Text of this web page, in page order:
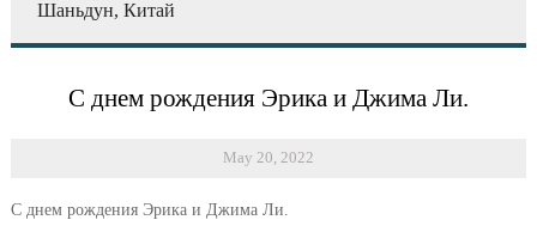
Шаньдун, Китай
С днем рождения Эрика и Джима Ли.
May 20, 2022
С днем рождения Эрика и Джима Ли.